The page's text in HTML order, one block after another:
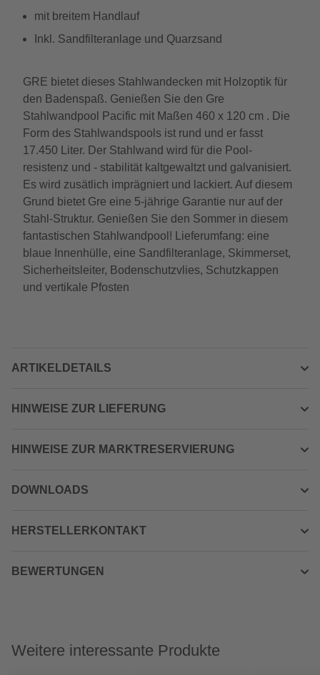
mit breitem Handlauf
Inkl. Sandfilteranlage und Quarzsand
GRE bietet dieses Stahlwandecken mit Holzoptik für
den Badenspaß. Genießen Sie den Gre
Stahlwandpool Pacific mit Maßen 460 x 120 cm . Die
Form des Stahlwandspools ist rund und er fasst
17.450 Liter. Der Stahlwand wird für die Pool-
resistenz und - stabilität kaltgewaltzt und galvanisiert.
Es wird zusätlich imprägniert und lackiert. Auf diesem
Grund bietet Gre eine 5-jährige Garantie nur auf der
Stahl-Struktur. Genießen Sie den Sommer in diesem
fantastischen Stahlwandpool! Lieferumfang: eine
blaue Innenhülle, eine Sandfilteranlage, Skimmerset,
Sicherheitsleiter, Bodenschutzvlies, Schutzkappen
und vertikale Pfosten
ARTIKELDETAILS
HINWEISE ZUR LIEFERUNG
HINWEISE ZUR MARKTRESERVIERUNG
DOWNLOADS
HERSTELLERKONTAKT
BEWERTUNGEN
Weitere interessante Produkte